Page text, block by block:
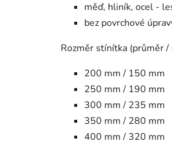
měď, hliník, ocel -
bez povrchové
Rozměr stínítka (průměr /
200 mm / 150 mm
250 mm / 190 mm
300 mm / 235 mm
350 mm / 280 mm
400 mm / 320 mm